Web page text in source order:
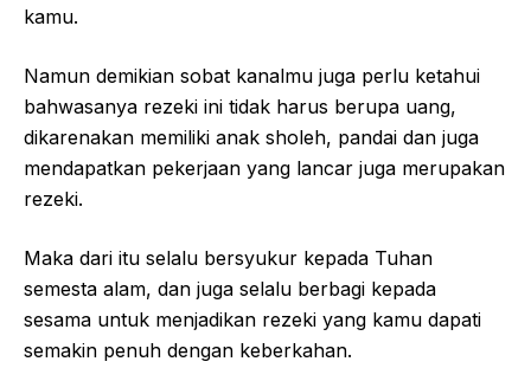
kamu.
Namun demikian sobat kanalmu juga perlu ketahui
bahwasanya rezeki ini tidak harus berupa uang,
dikarenakan memiliki anak sholeh, pandai dan juga
mendapatkan pekerjaan yang lancar juga merupakan
rezeki.
Maka dari itu selalu bersyukur kepada Tuhan
semesta alam, dan juga selalu berbagi kepada
sesama untuk menjadikan rezeki yang kamu dapati
semakin penuh dengan keberkahan.